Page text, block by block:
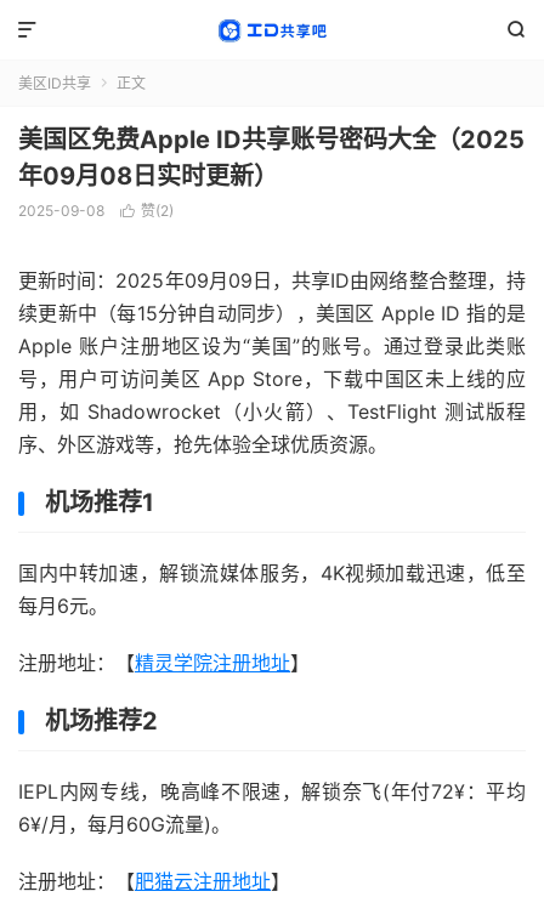


美区ID共享  正文
美国区免费Apple ID共享账号密码大全（2025
年09月08日实时更新）
2025-09-08  赞(2)
更新时间：2025年09月09日，共享ID由网络整合整理，持
续更新中（每15分钟自动同步），美国区 Apple ID 指的是
Apple 账户注册地区设为“美国”的账号。通过登录此类账
号，用户可访问美区 App Store，下载中国区未上线的应
用，如 Shadowrocket（小火箭）、TestFlight 测试版程
序、外区游戏等，抢先体验全球优质资源。
机场推荐1
国内中转加速，解锁流媒体服务，4K视频加载迅速，低至
每月6元。
注册地址：【精灵学院注册地址】
机场推荐2
IEPL内网专线，晚高峰不限速，解锁奈飞(年付72¥：平均
6¥/月，每月60G流量)。
注册地址：【肥猫云注册地址】